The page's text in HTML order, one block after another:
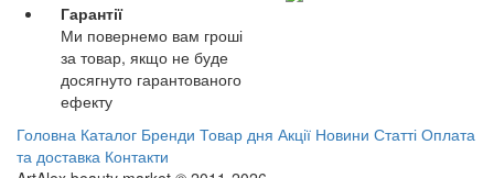
Гарантії
Ми повернемо вам гроші
за товар, якщо не буде
досягнуто гарантованого
ефекту
Головна Каталог Бренди Товар дня Акції Новини Статті Оплата
та доставка Контакти